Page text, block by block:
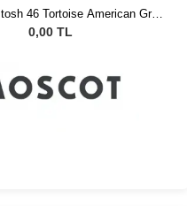
46 Tortoise American Grey
Fade
0,00 TL